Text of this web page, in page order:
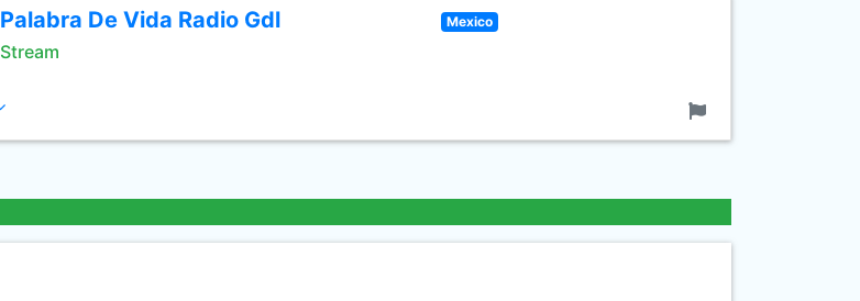
Palabra De Vida Radio Gdl
Stream
Mexico